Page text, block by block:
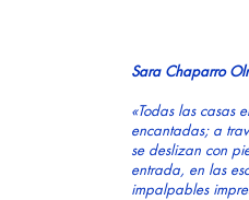
Sara Chaparro
«Todas las casas
encantadas; a
se deslizan con
entrada, en las
impalpables